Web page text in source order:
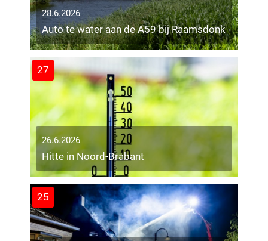
28.6.2026
Auto te water aan de A59 bij Raamsdonk
27
26.6.2026
Hitte in Noord-Brabant
25